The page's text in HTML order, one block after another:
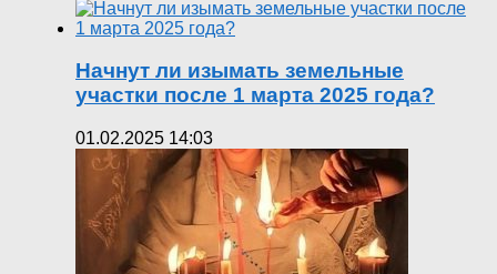
Начнут ли изымать земельные
участки после 1 марта 2025 года?
01.02.2025 14:03